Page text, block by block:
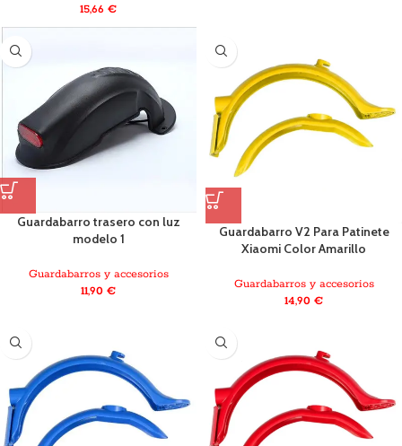
15,66 €
Guardabarro trasero con luz
modelo 1
Guardabarros y accesorios
11,90 €
Guardabarro V2 Para Patinete
Xiaomi Color Amarillo
Guardabarros y accesorios
14,90 €